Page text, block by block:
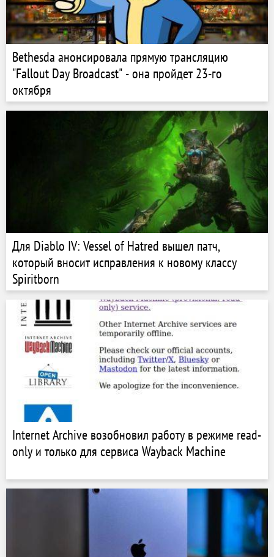
Bethesda анонсировала прямую трансляцию
"Fallout Day Broadcast" - она пройдет 23-го
октября
Для Diablo IV: Vessel of Hatred вышел патч,
который вносит исправления к новому классу
Spiritborn
Internet Archive возобновил работу в режиме read-
only и только для сервиса Wayback Machine